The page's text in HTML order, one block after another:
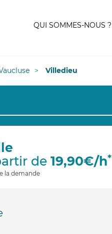
QUI SOMMES-NOUS ?
Villedieu
de 19,90€/h*
la demande